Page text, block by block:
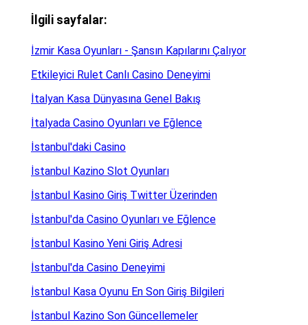
İlgili sayfalar:
İzmir Kasa Oyunları - Şansın Kapılarını Çalıyor
Etkileyici Rulet Canlı Casino Deneyimi
İtalyan Kasa Dünyasına Genel Bakış
İtalyada Casino Oyunları ve Eğlence
İstanbul'daki Casino
İstanbul Kazino Slot Oyunları
İstanbul Kasino Giriş Twitter Üzerinden
İstanbul'da Casino Oyunları ve Eğlence
İstanbul Kasino Yeni Giriş Adresi
İstanbul'da Casino Deneyimi
İstanbul Kasa Oyunu En Son Giriş Bilgileri
İstanbul Kazino Son Güncellemeler